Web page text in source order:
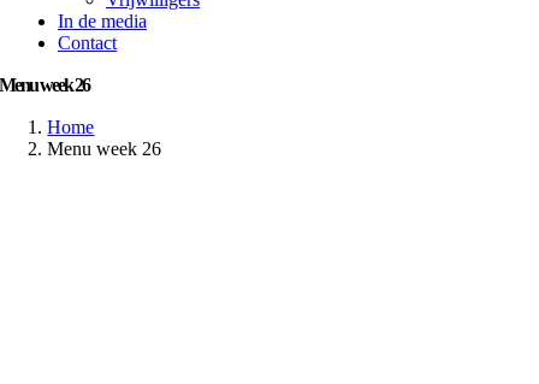
In de media
Contact
Menu week 26
Home
Menu week 26